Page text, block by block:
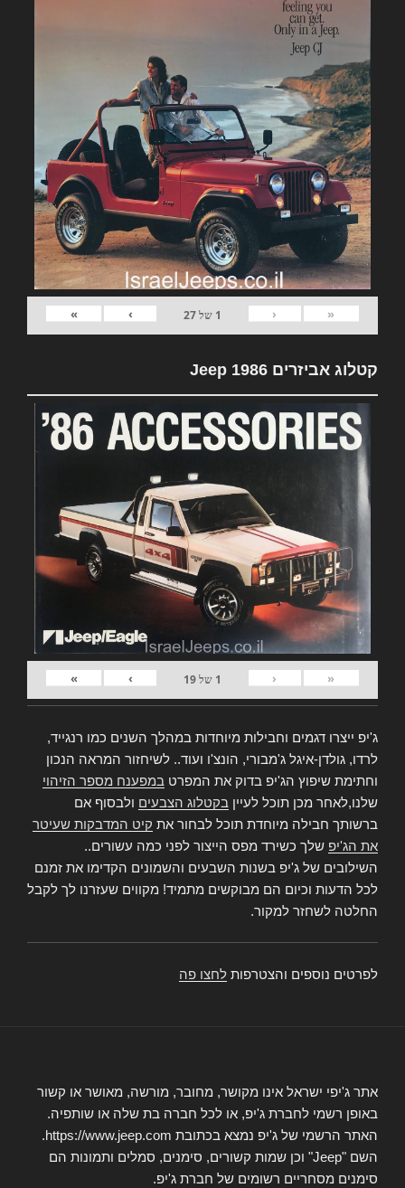
«
‹
1 של27
›
»
קטלוג אביזרים Jeep 1986
«
‹
1 של19
›
»
ג'יפ ייצרו דגמים וחבילות מיוחדות במהלך השנים כמו רנגייד,
לרדו, גולדן-איגל ג'מבורי, הונצ'ו ועוד.. לשיחזור המראה הנכון
וחתימת שיפוץ הג'יפ בדוק את המפרט במפענח מספר הזיהוי
שלנו,לאחר מכן תוכל לעיין בקטלוג הצבעים ולבסוף אם
ברשותך חבילה מיוחדת תוכל לבחור את קיט המדבקות שעיטר
את הג'יפ שלך כשירד מפס הייצור לפני כמה עשורים..
השילובים של ג'יפ בשנות השבעים והשמונים הקדימו את זמנם
לכל הדעות וכיום הם מבוקשים מתמיד! מקווים שעזרנו לך לקבל
החלטה לשחזר למקור.
לפרטים נוספים והצטרפות לחצו פה
אתר ג'יפי ישראל אינו מקושר, מחובר, מורשה, מאושר או קשור
באופן רשמי לחברת ג'יפ, או לכל חברה בת שלה או שותפיה.
האתר הרשמי של ג'יפ נמצא בכתובת https://www.jeep.com.
השם "Jeep" וכן שמות קשורים, סימנים, סמלים ותמונות הם
סימנים מסחריים רשומים של חברת ג'יפ.